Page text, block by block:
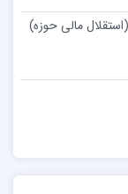
مالی حوزه)